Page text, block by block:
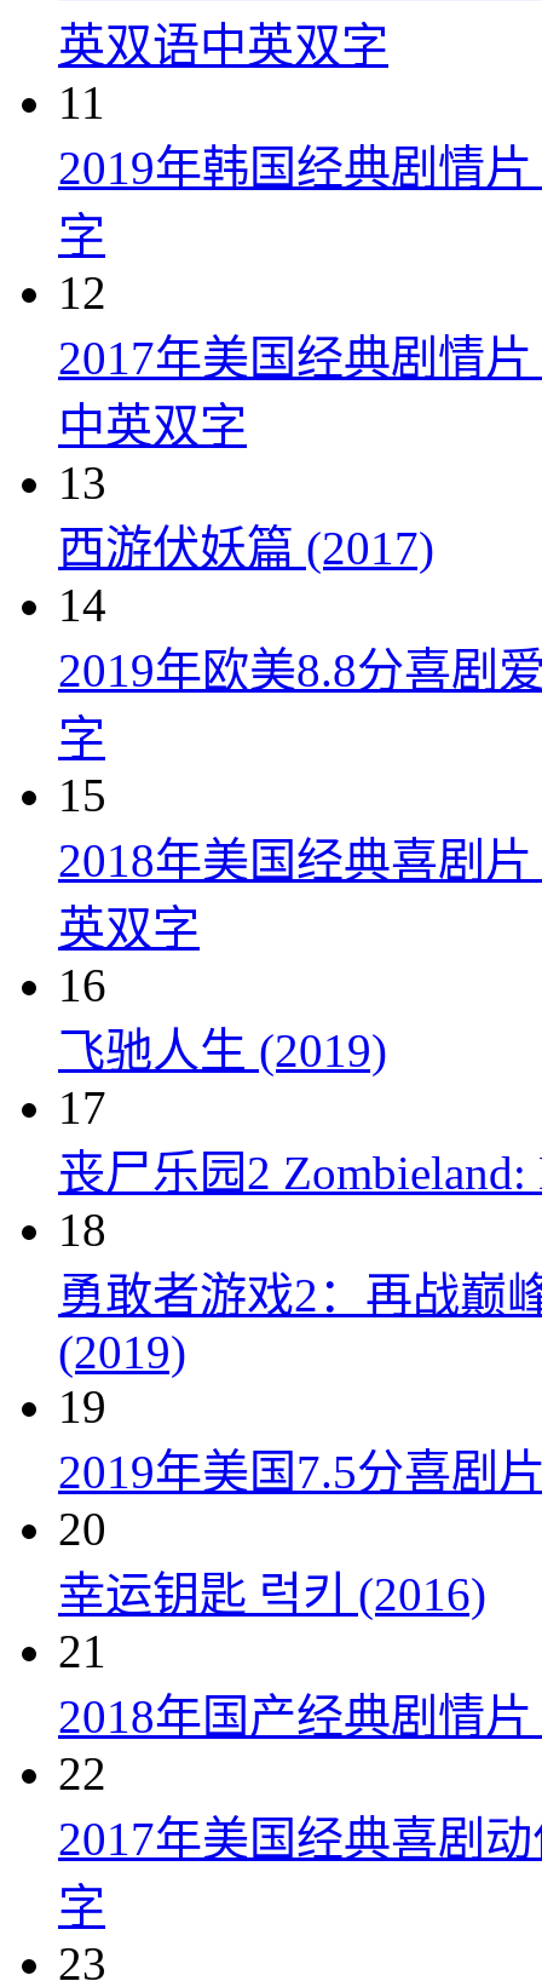
英双语中英双字
11
2019年韩国经典剧情
字
12
2017年美国经典剧情
中英双字
13
西游伏妖篇 (2017)
14
2019年欧美8.8分喜剧
字
15
2018年美国经典喜剧
英双字
16
飞驰人生 (2019)
17
丧尸乐园2 Zombieland:
18
勇敢者游戏2：再战巅
(2019)
19
2019年美国7.5分喜剧
20
幸运钥匙 럭키 (2016)
21
2018年国产经典剧情
22
2017年美国经典喜剧
字
23